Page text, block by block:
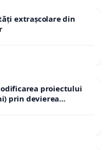
extrașcolare din
proiectului
prin devierea